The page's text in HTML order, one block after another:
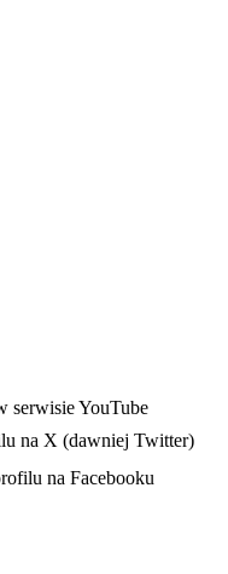
serwisie YouTube
na X (dawniej Twitter)
na Facebooku